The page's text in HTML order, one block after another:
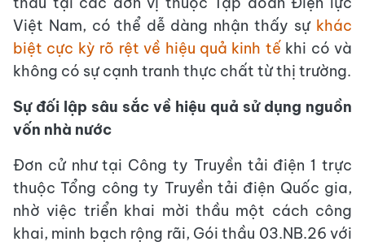
Việt Nam, có thể dễ dàng nhận thấy sự khác
biệt cực kỳ rõ rệt về hiệu quả kinh tế khi có và
không có sự cạnh tranh thực chất từ thị trường.
Sự đối lập sâu sắc về hiệu quả sử dụng nguồn
vốn nhà nước
Đơn cử như tại Công ty Truyền tải điện 1 trực
thuộc Tổng công ty Truyền tải điện Quốc gia,
nhờ việc triển khai mời thầu một cách công
khai, minh bạch rộng rãi, Gói thầu 03.NB.26 với